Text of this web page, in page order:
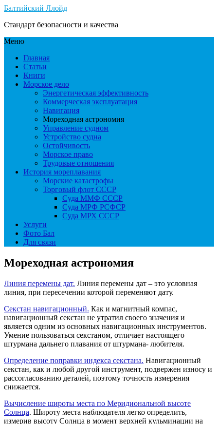
Балтийский Ллойд
Стандарт безопасности и качества
Меню
Главная
Статьи
Книги
Морское дело
Энергетическая эффективность
Коммерческая эксплуатация
Навигация
Мореходная астрономия
Управление судном
Устройство судна
Остойчивость
Морское право
Трудовые отношения
История мореплавания
Морские катастрофы
Торговый флот СССР
Суда ММФ СССР
Суда МРФ РСФСР
Суда МРХ СССР
Услуги
Фото Бал
Для связи
Мореходная астрономия
Линия перемены дат. Линия перемены дат – это условная
линия, при пересечении которой переменяют дату.
Секстан навигационный. Как и магнитный компас,
навигационный секстан не утратил своего значения и
является одним из основных навигационных инструментов.
Умение пользоваться секстаном, отличает настоящего
штурмана дальнего плавания от штурмана- любителя.
Определение поправки индекса секстана. Навигационный
секстан, как и любой другой инструмент, подвержен износу и
рассогласованию деталей, поэтому точность измерения
снижается.
Вычисление широты места по Меридиональной высоте
Cолнца. Широту места наблюдателя легко определить,
измерив высоту Cолнца в момент верхней кульминации на